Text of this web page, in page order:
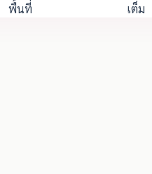
พื้นที่
เต็ม